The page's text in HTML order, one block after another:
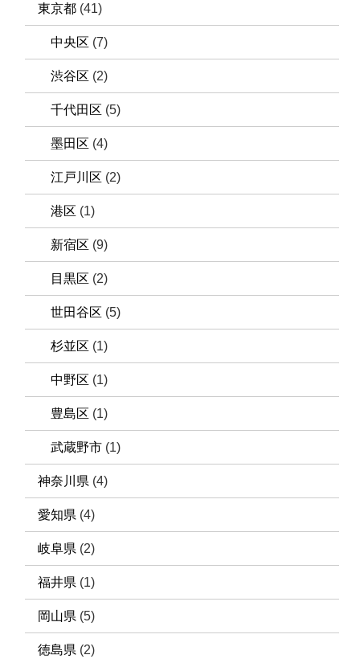
東京都 (41)
中央区 (7)
渋谷区 (2)
千代田区 (5)
墨田区 (4)
江戸川区 (2)
港区 (1)
新宿区 (9)
目黒区 (2)
世田谷区 (5)
杉並区 (1)
中野区 (1)
豊島区 (1)
武蔵野市 (1)
神奈川県 (4)
愛知県 (4)
岐阜県 (2)
福井県 (1)
岡山県 (5)
徳島県 (2)